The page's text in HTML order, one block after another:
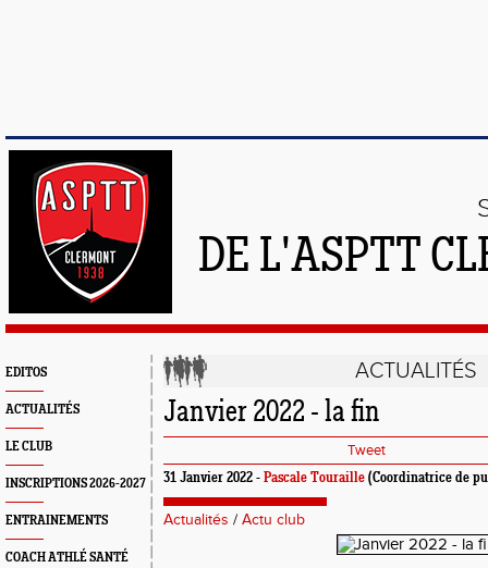
DE L'ASPTT
EDITOS
ACTUALITÉS
LE CLUB
INSCRIPTIONS 2026-2027
ENTRAINEMENTS
COACH ATHLÉ SANTÉ
ACTUALITÉS
Janvier 2022 - la fin
Tweet
31 Janvier 2022 - Pascale Touraille (Coordinatrice de
Actualités / Actu club